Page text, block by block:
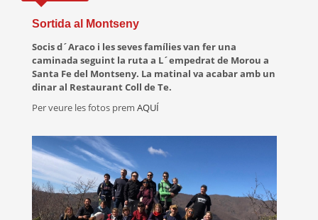
Sortida al Montseny
Socis d´Araco i les seves famílies van fer una
caminada seguint la ruta a L´empedrat de Morou a
Santa Fe del Montseny. La matinal va acabar amb un
dinar al Restaurant Coll de Te.
Per veure les fotos prem AQUÍ